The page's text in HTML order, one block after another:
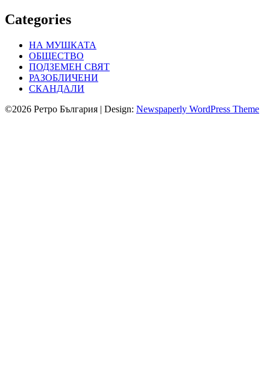
Categories
НА МУШКАТА
ОБЩЕСТВО
ПОДЗЕМЕН СВЯТ
РАЗОБЛИЧЕНИ
СКАНДАЛИ
©2026 Ретро България | Design: Newspaperly WordPress Theme